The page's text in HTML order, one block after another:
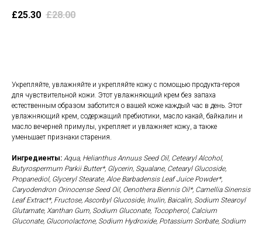
£25.30 £28.00
Укрепляйте, увлажняйте и укрепляйте кожу с помощью продукта-героя
для чувствительной кожи. Этот увлажняющий крем без запаха
естественным образом заботится о вашей коже каждый час в день. Этот
увлажняющий крем, содержащий пребиотики, масло какай, байкалин и
масло вечерней примулы, укрепляет и увлажняет кожу, а также
уменьшает признаки старения.
Ингредиенты: Aqua, Helianthus Annuus Seed Oil, Cetearyl Alcohol,
Butyrospermum Parkii Butter*, Glycerin, Squalane, Cetearyl Glucoside,
Propanediol, Glyceryl Stearate, Aloe Barbadensis Leaf Juice Powder*,
Caryodendron Orinocense Seed Oil, Oenothera Biennis Oil*, Camellia Sinensis
Leaf Extract*, Fructose, Ascorbyl Glucoside, Inulin, Baicalin, Sodium Stearoyl
Glutamate, Xanthan Gum, Sodium Gluconate, Tocopherol, Calcium
Gluconate, Gluconolactone, Sodium Hydroxide, Potassium Sorbate, Sodium